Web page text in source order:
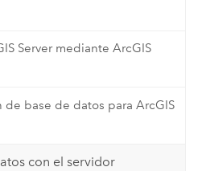
Server mediante ArcGIS
de base de datos para ArcGIS
con el servidor